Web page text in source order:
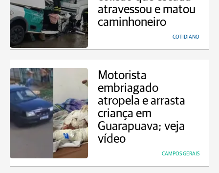
atravessou e matou
caminhoneiro
COTIDIANO
Motorista
embriagado
atropela e arrasta
criança em
Guarapuava; veja
vídeo
CAMPOS GERAIS